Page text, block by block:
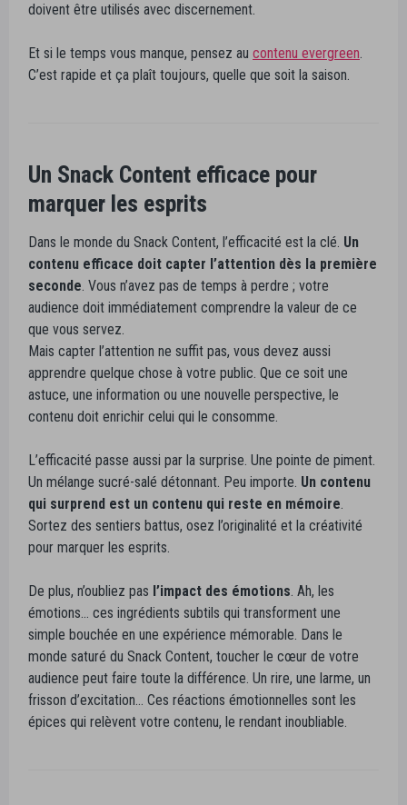
doivent être utilisés avec discernement.
Et si le temps vous manque, pensez au contenu evergreen.
C’est rapide et ça plaît toujours, quelle que soit la saison.
Un Snack Content efficace pour
marquer les esprits
Dans le monde du Snack Content, l’efficacité est la clé. Un
contenu efficace doit capter l’attention dès la première
seconde. Vous n’avez pas de temps à perdre ; votre
audience doit immédiatement comprendre la valeur de ce
que vous servez.
Mais capter l’attention ne suffit pas, vous devez aussi
apprendre quelque chose à votre public. Que ce soit une
astuce, une information ou une nouvelle perspective, le
contenu doit enrichir celui qui le consomme.
L’efficacité passe aussi par la surprise. Une pointe de piment.
Un mélange sucré-salé détonnant. Peu importe. Un contenu
qui surprend est un contenu qui reste en mémoire.
Sortez des sentiers battus, osez l’originalité et la créativité
pour marquer les esprits.
De plus, n’oubliez pas l’impact des émotions. Ah, les
émotions… ces ingrédients subtils qui transforment une
simple bouchée en une expérience mémorable. Dans le
monde saturé du Snack Content, toucher le cœur de votre
audience peut faire toute la différence. Un rire, une larme, un
frisson d’excitation… Ces réactions émotionnelles sont les
épices qui relèvent votre contenu, le rendant inoubliable.